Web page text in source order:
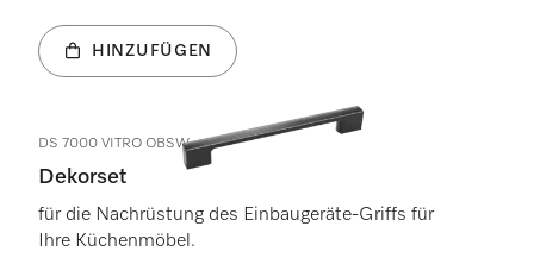
HINZUFÜGEN
DS 7000 VITRO OBSW
Dekorset
für die Nachrüstung des Einbaugeräte-Griffs für
Ihre Küchenmöbel.